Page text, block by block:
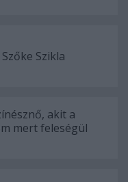
Szikla
akit a
mert feleségül